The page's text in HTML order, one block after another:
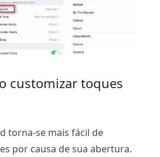
customizar toques
torna-se mais fácil de
por causa de sua abertura.